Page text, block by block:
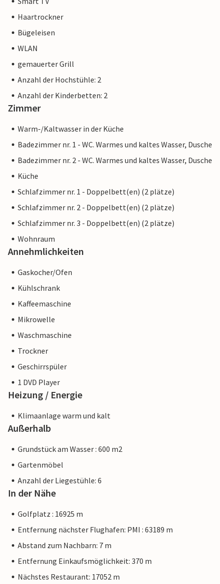
Haartrockner
Bügeleisen
WLAN
gemauerter Grill
Anzahl der Hochstühle: 2
Anzahl der Kinderbetten: 2
Zimmer
Warm-/Kaltwasser in der Küche
Badezimmer nr. 1 - WC. Warmes und kaltes Wasser, Dusche
Badezimmer nr. 2 - WC. Warmes und kaltes Wasser, Dusche
Küche
Schlafzimmer nr. 1 - Doppelbett(en) (2 plätze)
Schlafzimmer nr. 2 - Doppelbett(en) (2 plätze)
Schlafzimmer nr. 3 - Doppelbett(en) (2 plätze)
Wohnraum
Annehmlichkeiten
Gaskocher/Ofen
Kühlschrank
Kaffeemaschine
Mikrowelle
Waschmaschine
Trockner
Geschirrspüler
1 DVD Player
Heizung / Energie
Klimaanlage warm und kalt
Außerhalb
Grundstück am Wasser : 600 m2
Gartenmöbel
Anzahl der Liegestühle: 6
In der Nähe
Golfplatz : 16925 m
Entfernung nächster Flughafen: PMI : 63189 m
Abstand zum Nachbarn: 7 m
Entfernung Einkaufsmöglichkeit: 370 m
Nächstes Restaurant: 17052 m